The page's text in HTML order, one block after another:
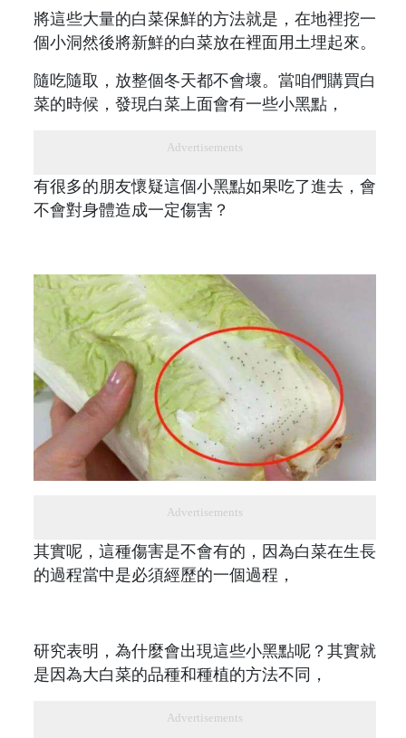
將這些大量的白菜保鮮的方法就是，在地裡挖一
個小洞然後將新鮮的白菜放在裡面用土埋起來。
隨吃隨取，放整個冬天都不會壞。當咱們購買白
菜的時候，發現白菜上面會有一些小黑點，
Advertisements
有很多的朋友懷疑這個小黑點如果吃了進去，會
不會對身體造成一定傷害？
Advertisements
其實呢，這種傷害是不會有的，因為白菜在生長
的過程當中是必須經歷的一個過程，
研究表明，為什麼會出現這些小黑點呢？其實就
是因為大白菜的品種和種植的方法不同，
Advertisements